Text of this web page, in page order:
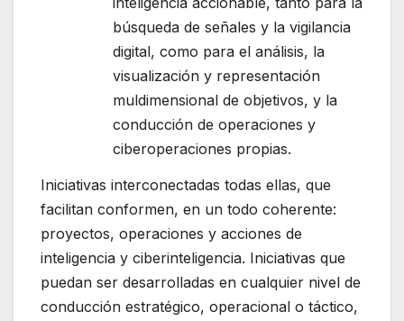
búsqueda de señales y la vigilancia
digital, como para el análisis, la
visualización y representación
muldimensional de objetivos, y la
conducción de operaciones y
ciberoperaciones propias.
Iniciativas interconectadas todas ellas, que
facilitan conformen, en un todo coherente:
proyectos, operaciones y acciones de
inteligencia y ciberinteligencia. Iniciativas que
puedan ser desarrolladas en cualquier nivel de
conducción estratégico, operacional o táctico,